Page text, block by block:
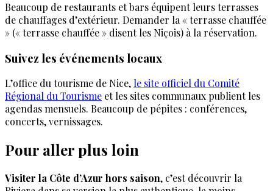
Beaucoup de restaurants et bars équipent leurs terrasses
de chauffages d’extérieur. Demander la « terrasse chauffée
» (« terrasse chauffée » disent les Niçois) à la réservation.
Suivez les événements locaux
L’office du tourisme de Nice, le site officiel du Comité
Régional du Tourisme et les sites communaux publient les
agendas mensuels. Beaucoup de pépites : conférences,
concerts, vernissages.
Pour aller plus loin
Visiter la Côte d’Azur hors saison, c’est découvrir la